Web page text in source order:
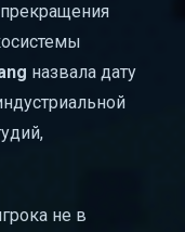
прекращения
назвала дату
не в